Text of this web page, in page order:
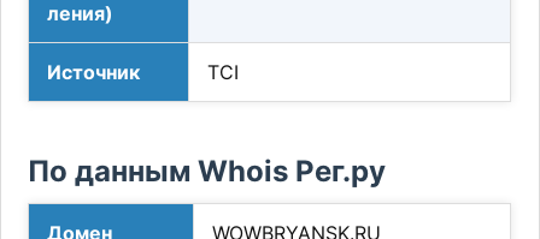
ления)
Источник TCI
По данным Whois Рег.ру
Домен WOWBRYANSK.RU